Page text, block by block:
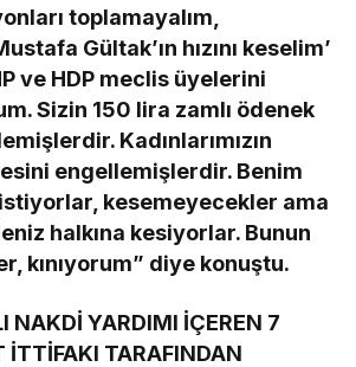
toplamayalım,
Gültak’ın hızını keselim’
ve HDP meclis üyelerini
Sizin 150 lira zamlı ödenek
Kadınlarımızın
engellemişlerdir. Benim
istiyorlar, kesemeyecekler ama
halkına kesiyorlar. Bunun
kınıyorum” diye konuştu.
NAKDİ YARDIMI İÇEREN 7
İTTİFAKI TARAFINDAN